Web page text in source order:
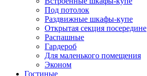
Под потолок
Раздвижные шкафы-купе
Открытая секция посередине
Распашные
Гардероб
Для маленького помещения
Эконом
Гостиные